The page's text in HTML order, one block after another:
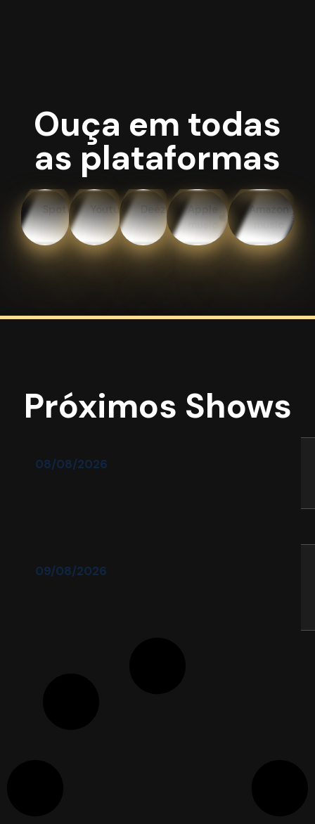
Ouça em todas
as plataformas
Spotify Youtube Deezer
Apple
music
Amazon
music
Próximos Shows
08/08/2026
09/08/2026